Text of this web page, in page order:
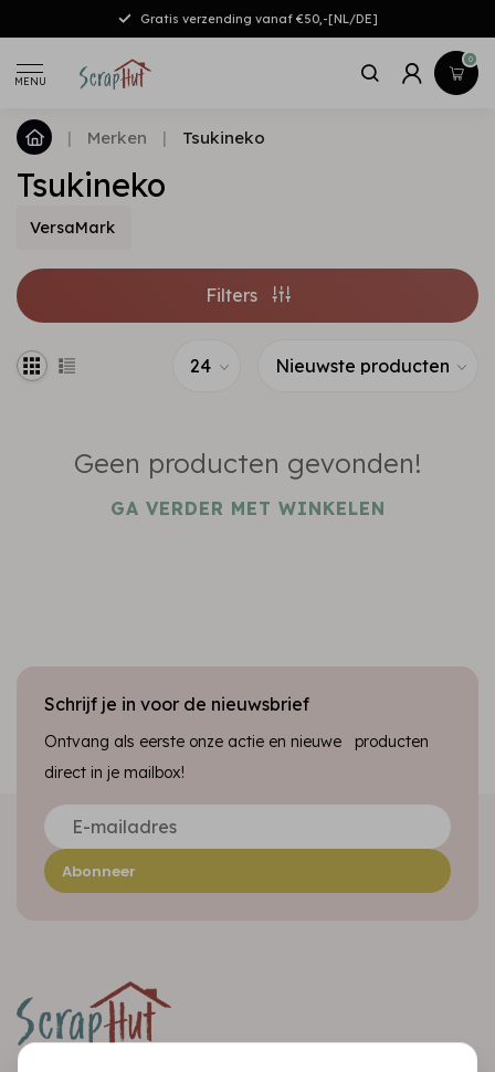
Gratis verzending vanaf €50,-[NL/DE]
MENU
0
| Merken | Tsukineko
Tsukineko
VersaMark
Filters
Geen producten gevonden!
GA VERDER MET WINKELEN
Schrijf je in voor de nieuwsbrief
Ontvang als eerste onze actie en nieuwe producten
direct in je mailbox!
Abonneer